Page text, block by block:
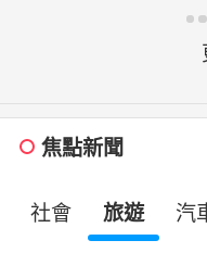
焦點新聞
社會 旅遊 汽